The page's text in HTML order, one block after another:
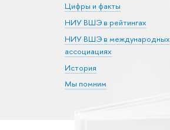
Цифры и факты
НИУ ВШЭ в рейтингах
НИУ ВШЭ в международных
ассоциациях
История
Мы помним